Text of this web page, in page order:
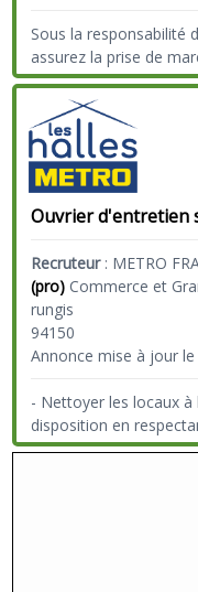
Sous la responsabilité
assurez la prise de
Ouvrier d'entretien
Recruteur: METRO
(pro) Commerce et
rungis
94150
Annonce mise à jour
- Nettoyer les locaux à
disposition en